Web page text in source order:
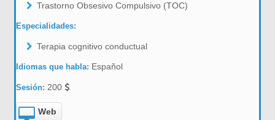
Trastorno Obsesivo Compulsivo (TOC)
Especialidades:
Terapia cognitivo conductual
Idiomas que habla: Español
Sesión:200
Web